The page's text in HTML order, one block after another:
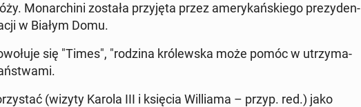
Mo­nar­chi­ni została przy­ję­ta przez ame­ry­kań­skie­go pre­zy­den­
w Białym Domu.
się "Times", "rodzina kró­lew­ska może pomóc w utrzy­ma­
(wizyty Karola III i księcia Wil­lia­ma – przyp. red.) jako